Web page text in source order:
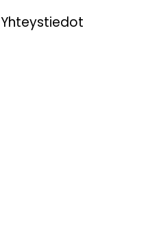
Yhteystiedot